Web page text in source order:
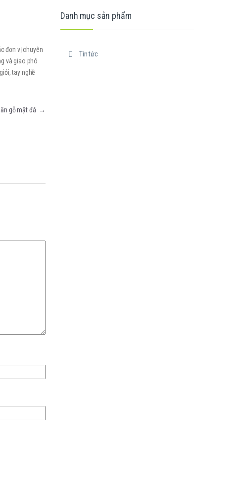
đơn vị chuyên
và giao phó
tay nghề
gỗ mặt đá →
Danh mục sản phẩm
Tin tức